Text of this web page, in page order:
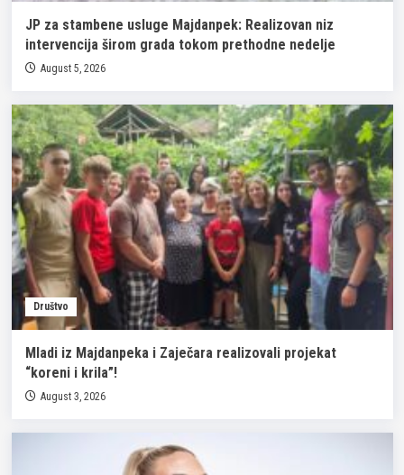
JP za stambene usluge Majdanpek: Realizovan niz
intervencija širom grada tokom prethodne nedelje
August 5, 2026
Društvo
Mladi iz Majdanpeka i Zaječara realizovali projekat
“koreni i krila”!
August 3, 2026